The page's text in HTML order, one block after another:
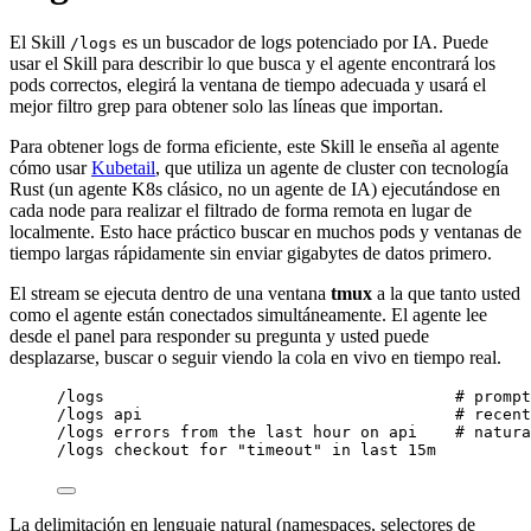
El Skill /logs es un buscador de logs potenciado por IA. Puede
usar el Skill para describir lo que busca y el agente encontrará los
pods correctos, elegirá la ventana de tiempo adecuada y usará el
mejor filtro grep para obtener solo las líneas que importan.
Para obtener logs de forma eficiente, este Skill le enseña al agente
cómo usarKubetail, que utiliza un agente de cluster con tecnología
Rust (un agente K8s clásico, no un agente de IA) ejecutándose en
cada node para realizar el filtrado de forma remota en lugar de
localmente. Esto hace práctico buscar en muchos pods y ventanas de
tiempo largas rápidamente sin enviar gigabytes de datos primero.
El stream se ejecuta dentro de una ventana tmux a la que tanto usted
como el agente están conectados simultáneamente. El agente lee
desde el panel para responder su pregunta y usted puede
desplazarse, buscar o seguir viendo la cola en vivo en tiempo real.
/logs                                     # prompts
/logs api                                 # recent
/logs errors from the last hour on api    #
/logs checkout for "timeout" in last 15m
La delimitación en lenguaje natural (namespaces, selectores de